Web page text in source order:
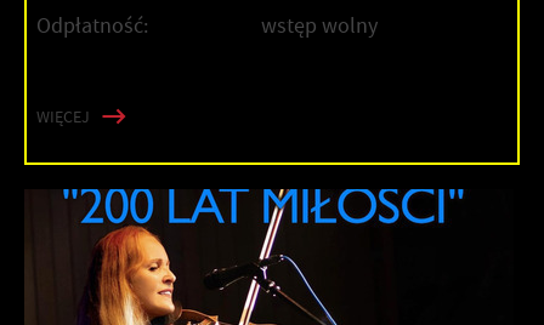
Odpłatność:
wstęp wolny
WIĘCEJ